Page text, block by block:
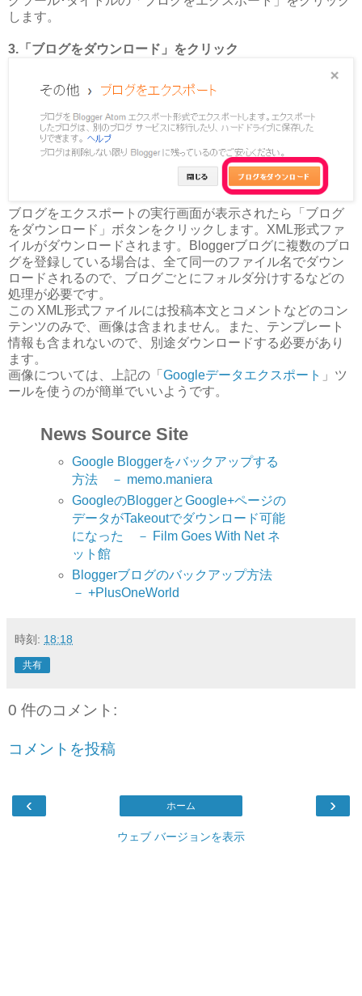
します。
3.「ブログをダウンロード」をクリック
ブログをエクスポートの実行画面が表示されたら「ブログ
をダウンロード」ボタンをクリックします。XML形式ファ
イルがダウンロードされます。Bloggerブログに複数のブロ
グを登録している場合は、全て同一のファイル名でダウン
ロードされるので、ブログごとにフォルダ分けするなどの
処理が必要です。
この XML形式ファイルには投稿本文とコメントなどのコン
テンツのみで、画像は含まれません。また、テンプレート
情報も含まれないので、別途ダウンロードする必要があり
ます。
画像については、上記の「 Googleデータエクスポート 」ツ
ールを使うのが簡単でいいようです。
News Source Site
Google Bloggerをバックアップする
方法 － memo.maniera
GoogleのBloggerとGoogle+ページの
データがTakeoutでダウンロード可能
になった － Film Goes With Net ネ
ット館
Bloggerブログのバックアップ方法
－ +PlusOneWorld
時刻: 18:18
共有
0 件のコメント:
コメントを投稿
‹ ›
ホーム
ウェブ バージョンを表示